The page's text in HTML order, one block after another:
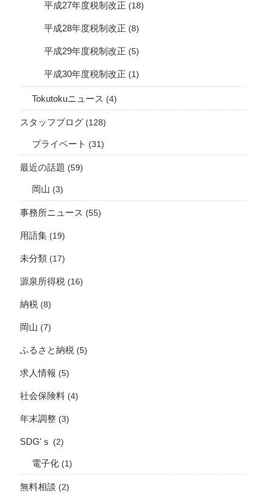
平成27年度税制改正 (18)
平成28年度税制改正 (8)
平成29年度税制改正 (5)
平成30年度税制改正 (1)
Tokutokuニュース (4)
スタッフブログ (128)
プライベート (31)
最近の話題 (59)
岡山 (3)
事務所ニュース (55)
用語集 (19)
未分類 (17)
源泉所得税 (16)
納税 (8)
岡山 (7)
ふるさと納税 (5)
求人情報 (5)
社会保険料 (4)
年末調整 (3)
SDG'ｓ (2)
電子化 (1)
無料相談 (2)